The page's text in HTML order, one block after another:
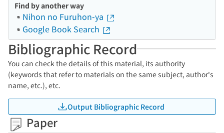
Find by another way
Nihon no Furuhon-ya
Google Book Search
Bibliographic Record
You can check the details of this material, its authority
(keywords that refer to materials on the same subject, author's
name, etc.), etc.
Output Bibliographic Record
Paper